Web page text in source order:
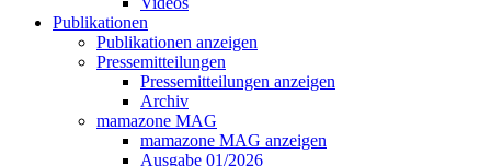
Publikationen
Publikationen anzeigen
Pressemitteilungen
Pressemitteilungen anzeigen
Archiv
mamazone MAG
mamazone MAG anzeigen
Ausgabe 01/2026